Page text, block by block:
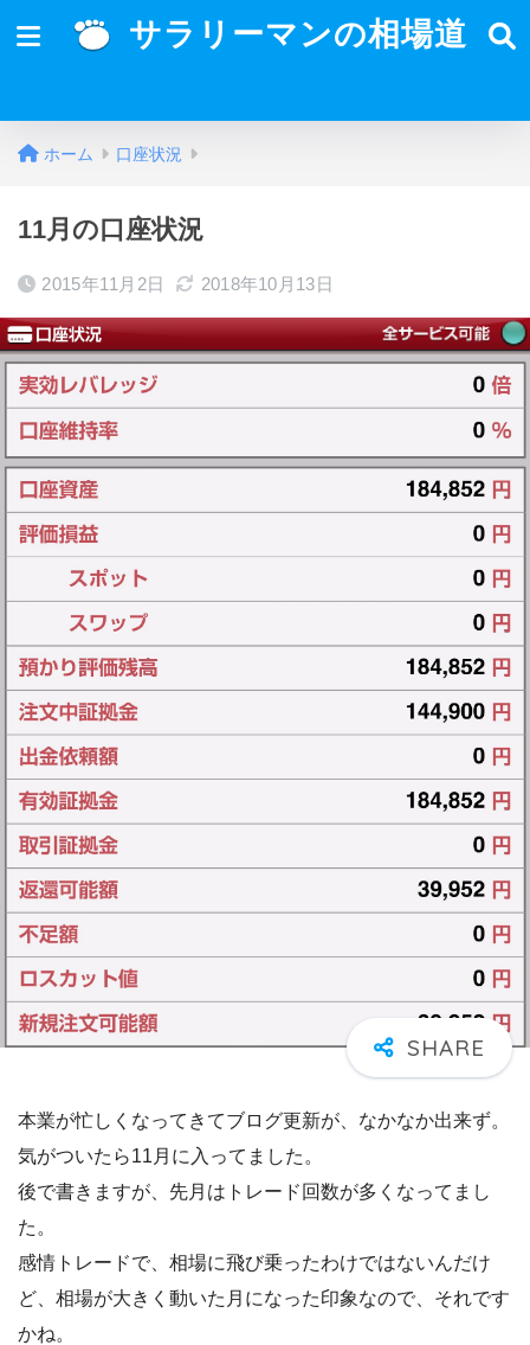
サラリーマンの相場道
ホーム 口座状況
11月の口座状況
2015年11月2日 2018年10月13日
本業が忙しくなってきてブログ更新が、なかなか出来ず。
気がついたら11月に入ってました。
後で書きますが、先月はトレード回数が多くなってまし
た。
感情トレードで、相場に飛び乗ったわけではないんだけ
ど、相場が大きく動いた月になった印象なので、それです
かね。